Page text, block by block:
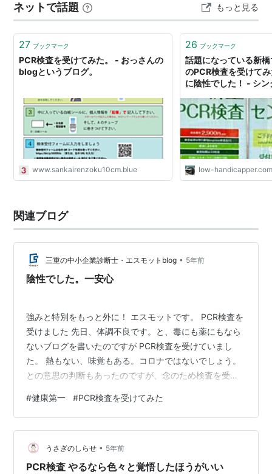
ネットで話題 もっと見る
27 ブックマーク
PCR検査を受けてみた。 - おっさんの
blogというブログ。
www.sankairenzoku10cm.blue
26 ブックマーク
話題になっている新
のPCR検査を受けて
に陰性でした！ - シ
low-
関連ブログ
三重の中小企業診断士・エスモットblog • 5年前
陰性でした。一安心
強みと特別をもっと外に！ エスモットです。 PCR検査を
受けました 先日、体調不良です。と、毒にも薬にもなら
ないブログを書いたのですが PCR検査を受けていまし
た。 熱もない、味覚もある。コロナではないでしょう。
との意思の判断もあったのですが、念のため検査を受け
で、受けるか受けないかの説明があります 受けます、と
答えた場合、いつごろに回答が来るかの説明がありまし
た。 そして、1時間内で飲食していないか質問されます。
その後、車に戻り※、チューブ型試験管に唾液を結構な量
を入れます。先ほどの、質問で、飲食があった場合、し
#健康第一 #PCR検査を受けてみた
うさぎのしらせ • 5年前
PCR検査 やるなら色々と覚悟したほうがいい